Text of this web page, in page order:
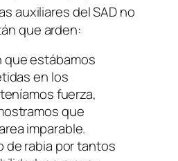
auxiliares del SAD no
que arden:
que estábamos
en los
fuerza,
que
imparable.
de rabia por tantos